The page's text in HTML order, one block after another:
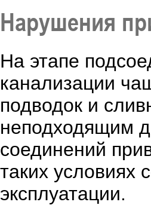
Нарушения
На этапе
канализации
подводок и
неподходящим
соединений
таких условиях
эксплуатации.